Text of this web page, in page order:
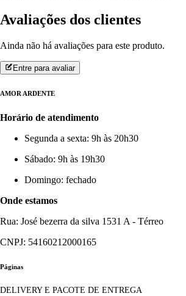
Avaliações dos clientes
Ainda não há avaliações para este produto.
Entre para avaliar
AMOR ARDENTE
Horário de atendimento
Segunda a sexta: 9h às 20h30
Sábado: 9h às 19h30
Domingo: fechado
Onde estamos
Rua: José bezerra da silva 1531 A - Térreo
CNPJ: 54160212000165
Páginas
DELIVERY E PACOTE DE ENTREGA